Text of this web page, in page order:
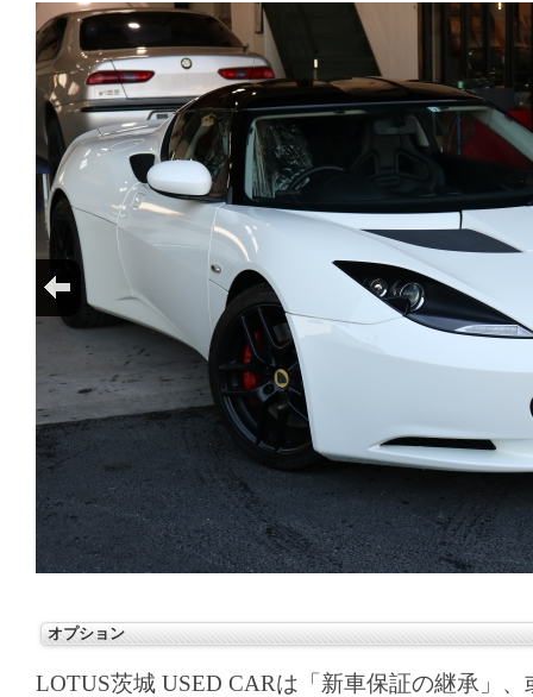
オプション
LOTUS茨城 USED CARは「新車保証の継承」